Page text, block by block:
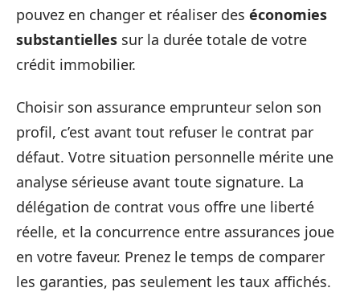
pouvez en changer et réaliser des économies
substantielles sur la durée totale de votre
crédit immobilier.
Choisir son assurance emprunteur selon son
profil, c’est avant tout refuser le contrat par
défaut. Votre situation personnelle mérite une
analyse sérieuse avant toute signature. La
délégation de contrat vous offre une liberté
réelle, et la concurrence entre assurances joue
en votre faveur. Prenez le temps de comparer
les garanties, pas seulement les taux affichés.